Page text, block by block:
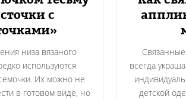
с
низа вязаного
используются
Их можно не
в готовом виде, но
всегда
детской